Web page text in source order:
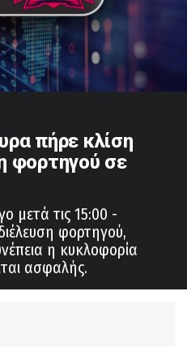
πήρε κλίση
φορτηγού σε
μετά τις 15:00 -
φορτηγού,
η κυκλοφορία
ασφαλής.